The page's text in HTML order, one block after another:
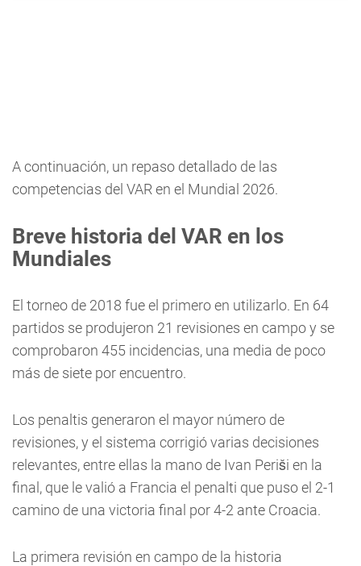
A continuación, un repaso detallado de las
competencias del VAR en el Mundial 2026.
Breve historia del VAR en los
Mundiales
El torneo de 2018 fue el primero en utilizarlo. En 64
partidos se produjeron 21 revisiones en campo y se
comprobaron 455 incidencias, una media de poco
más de siete por encuentro.
Los penaltis generaron el mayor número de
revisiones, y el sistema corrigió varias decisiones
relevantes, entre ellas la mano de Ivan Periši en la
final, que le valió a Francia el penalti que puso el 2-1
camino de una victoria final por 4-2 ante Croacia.
La primera revisión en campo de la historia